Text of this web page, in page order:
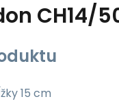
CH14/
15 cm